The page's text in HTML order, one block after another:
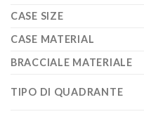
CASE SIZE
CASE MATERIAL
BRACCIALE MATERIALE
TIPO DI QUADRANTE